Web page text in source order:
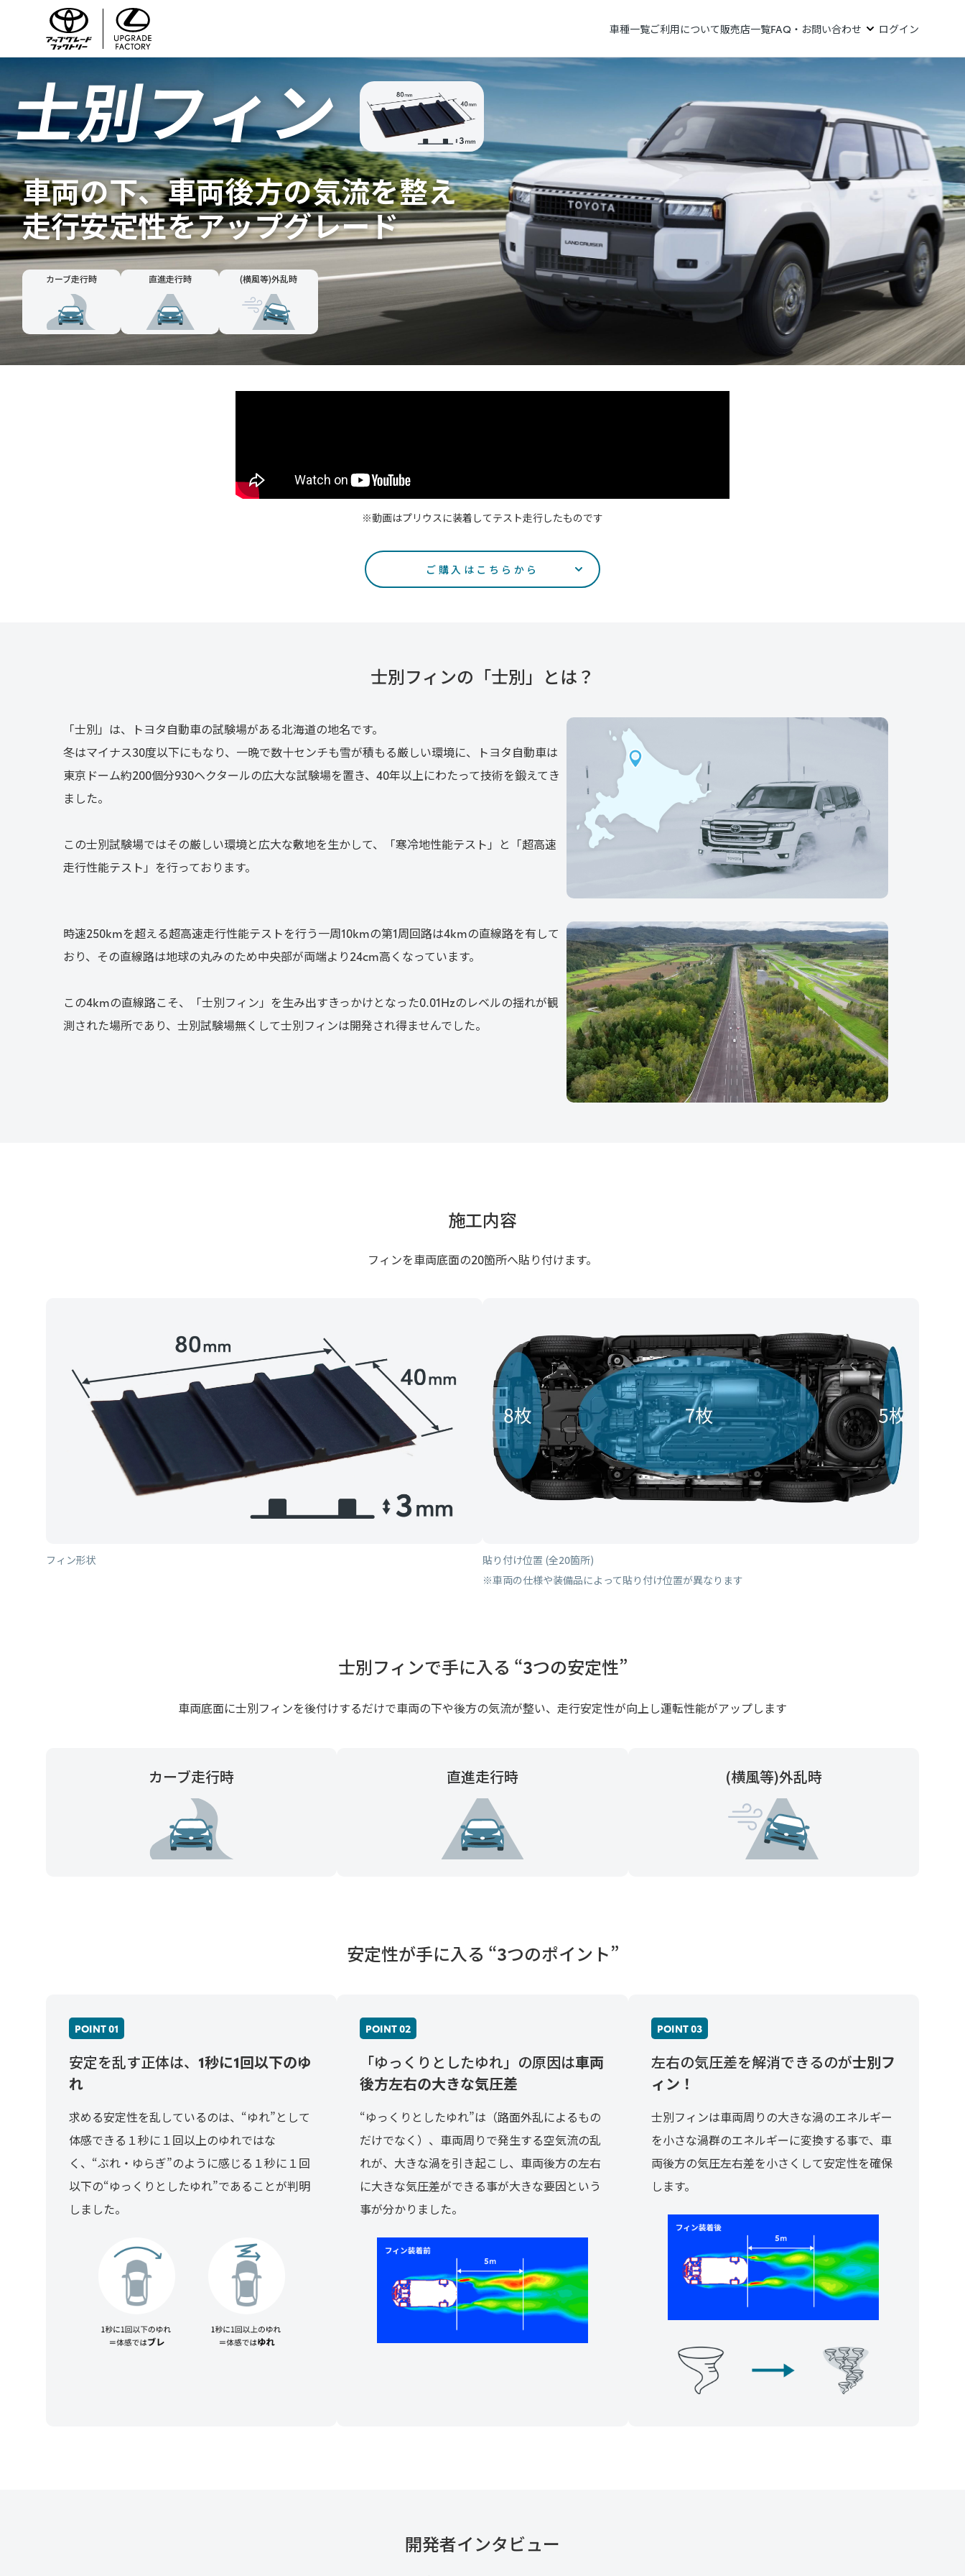
車種一覧ご利用について販売店一覧FAQ・お問い合わせ ログイン
車両の下、車両後方の気流を整え
走行安定性をアップグレード
士別フィン
カーブ走行時 直進走行時 (横風等)外乱時
※動画はプリウスに装着してテスト走行したものです
ご購入はこちらから
士別フィンの「士別」とは？
「士別」は、トヨタ自動車の試験場がある北海道の地名です。
冬はマイナス30度以下にもなり、一晩で数十センチも雪が積もる厳しい環境に、トヨタ自動車は
東京ドーム約200個分930ヘクタールの広大な試験場を置き、40年以上にわたって技術を鍛えてき
ました。
この士別試験場ではその厳しい環境と広大な敷地を生かして、「寒冷地性能テスト」と「超高速
走行性能テスト」を行っております。
時速250kmを超える超高速走行性能テストを行う一周10kmの第1周回路は4kmの直線路を有して
おり、その直線路は地球の丸みのため中央部が両端より24cm高くなっています。
この4kmの直線路こそ、「士別フィン」を生み出すきっかけとなった0.01Hzのレベルの揺れが観
測された場所であり、士別試験場無くして士別フィンは開発され得ませんでした。
施工内容
フィンを車両底面の20箇所へ貼り付けます。
フィン形状
貼り付け位置 (全20箇所)
※車両の仕様や装備品によって貼り付け位置が異なります
士別フィンで手に入る “3つの安定性”
車両底面に士別フィンを後付けするだけで車両の下や後方の気流が整い、走行安定性が向上し運転性能がアップします
カーブ走行時 直進走行時 (横風等)外乱時
安定性が手に入る “3つのポイント”
POINT 01
安定を乱す正体は、 1秒に1回以下のゆ
れ
求める安定性を乱しているのは、“ゆれ”として
体感できる１秒に１回以上のゆれではな
く、“ぶれ・ゆらぎ”のように感じる１秒に１回
以下の“ゆっくりとしたゆれ”であることが判明
しました。
POINT 02
「ゆっくりとしたゆれ」の原因は車両
後方左右の大きな気圧差
“ゆっくりとしたゆれ”は（路面外乱によるもの
だけでなく）、車両周りで発生する空気流の乱
れが、大きな渦を引き起こし、車両後方の左右
に大きな気圧差ができる事が大きな要因という
事が分かりました。
POINT 03
左右の気圧差を解消できるのが士別フ
ィン！
士別フィンは車両周りの大きな渦のエネルギー
を小さな渦群のエネルギーに変換する事で、車
両後方の気圧左右差を小さくして安定性を確保
します。
開発者インタビュー